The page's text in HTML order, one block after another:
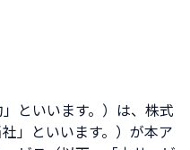
といいます。）は、 株式
社」といいます。）が本ア